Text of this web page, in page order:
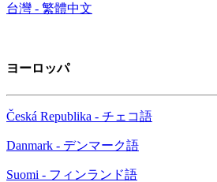
台灣 - 繁體中文
ヨーロッパ
Česká Republika - チェコ語
Danmark - デンマーク語
Suomi - フィンランド語